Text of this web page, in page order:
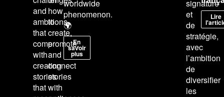
and
ambitions
that
come
with
creating
stories
that
how
to
create,
promote,
and
connect
stories
with
worldwide
phenomenon.
🌍
En
savoir
plus
signature
et
de
stratégie,
avec
l’ambition
de
diversifier
les
Lire